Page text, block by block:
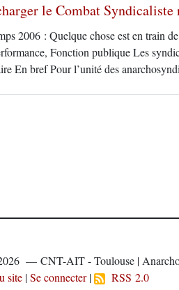
le Combat Syndicaliste
2006 : Quelque chose est en train
Fonction publique Les
En bref Pour l’unité des
— CNT-AIT - Toulouse |
site |Se connecter| RSS 2.0